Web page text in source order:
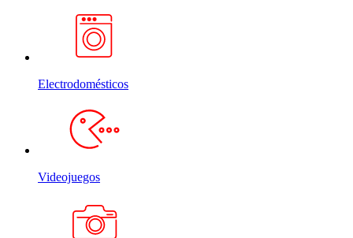
Electrodomésticos
Videojuegos